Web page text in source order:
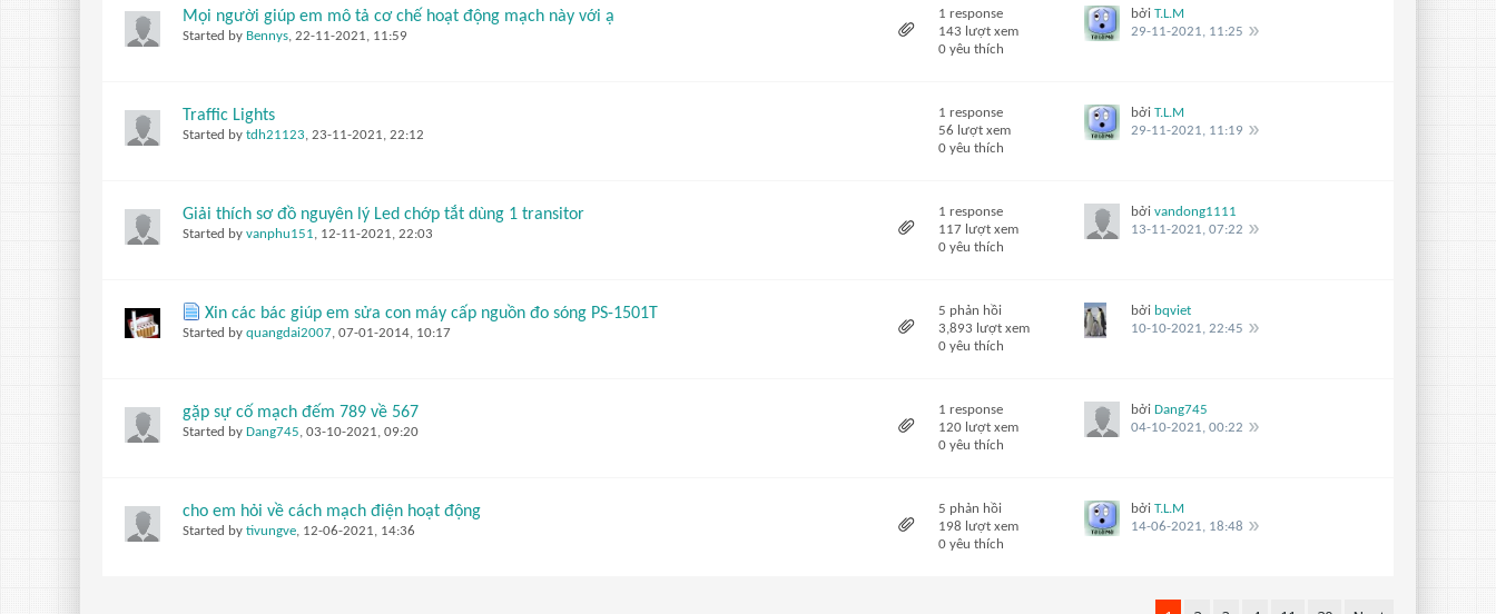
Mọi người giúp em mô tả cơ chế hoạt động mạch này với ạ
Started by Bennys, 22-11-2021, 11:59
1 response
143 lượt xem
0 yêu thích
bởi T.L.M
29-11-2021, 11:25
Traffic Lights
Started by tdh21123, 23-11-2021, 22:12
1 response
56 lượt xem
0 yêu thích
bởi T.L.M
29-11-2021, 11:19
Giải thích sơ đồ nguyên lý Led chớp tắt dùng 1 transitor
Started by vanphu151, 12-11-2021, 22:03
1 response
117 lượt xem
0 yêu thích
bởi vandong1111
13-11-2021, 07:22
Xin các bác giúp em sửa con máy cấp nguồn đo sóng PS-1501T
Started by quangdai2007, 07-01-2014, 10:17
5 phản hồi
3,893 lượt xem
0 yêu thích
bởi bqviet
10-10-2021, 22:45
gặp sự cố mạch đếm 789 về 567
Started by Dang745, 03-10-2021, 09:20
1 response
120 lượt xem
0 yêu thích
bởi Dang745
04-10-2021, 00:22
cho em hỏi về cách mạch điện hoạt động
Started by tivungve, 12-06-2021, 14:36
5 phản hồi
198 lượt xem
0 yêu thích
bởi T.L.M
14-06-2021, 18:48